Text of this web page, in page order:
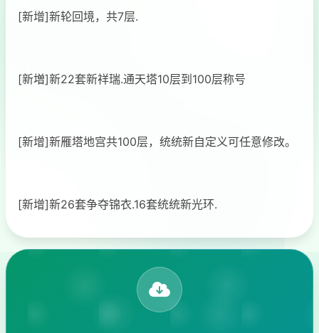
[新增]新轮回境，共7层.
[新増]新22套新祥瑞.通天塔10层到100层称号
[新增]新雁塔地宫共100层，统统新自定义可任意修改。
[新增]新26套争夺锦衣.16套统统新光环.